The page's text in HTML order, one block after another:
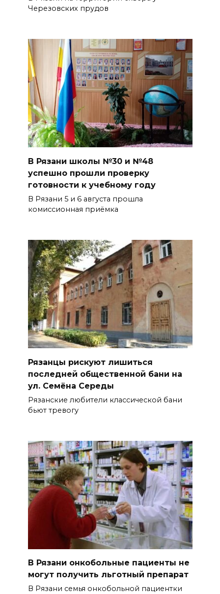
Черезовских прудов
В Рязани школы №30 и №48
успешно прошли проверку
готовности к учебному году
В Рязани 5 и 6 августа прошла
комиссионная приёмка
Рязанцы рискуют лишиться
последней общественной бани на
ул. Семёна Середы
Рязанские любители классической бани
бьют тревогу
В Рязани онкобольные пациенты не
могут получить льготный препарат
В Рязани семья онкобольной пациентки